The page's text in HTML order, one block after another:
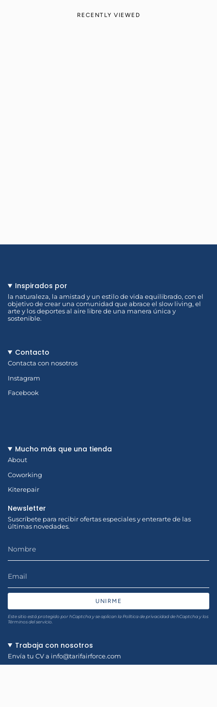
RECENTLY VIEWED
Inspirados por
la naturaleza, la amistad y un estilo de vida equilibrado, con el
objetivo de crear una comunidad que abrace el slow living, el
arte y los deportes al aire libre de una manera única y
sostenible.
Contacto
Contacta con nosotros
Instagram
Facebook
Mucho más que una tienda
About
Coworking
Kiterepair
Newsletter
Suscríbete para recibir ofertas especiales y enterarte de las
últimas novedades.
UNIRME
Este sitio está protegido por hCaptcha y se aplicanla Política de privacidad de hCaptchay los
Términos del servicio.
Trabaja con nosotros
Envía tu CV a info@tarifairforce.com